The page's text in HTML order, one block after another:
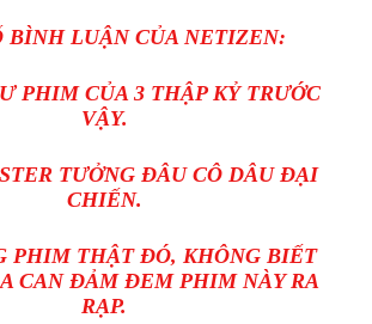
BÌNH LUẬN CỦA NETIZEN:
PHIM CỦA 3 THẬP KỶ TRƯỚC
VẬY.
TƯỞNG ĐÂU CÔ DÂU ĐẠI
CHIẾN.
PHIM THẬT ĐÓ, KHÔNG BIẾT
CAN ĐẢM ĐEM PHIM NÀY RA
RẠP.